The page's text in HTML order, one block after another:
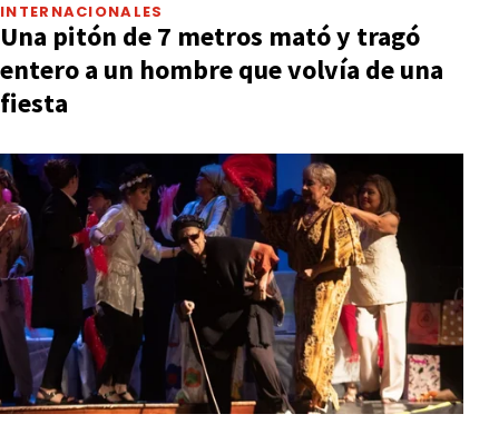
INTERNACIONALES
Una pitón de 7 metros mató y tragó
entero a un hombre que volvía de una
fiesta